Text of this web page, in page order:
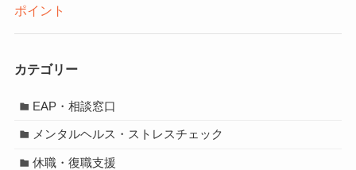
ポイント
カテゴリー
EAP・相談窓口
メンタルヘルス・ストレスチェック
休職・復職支援